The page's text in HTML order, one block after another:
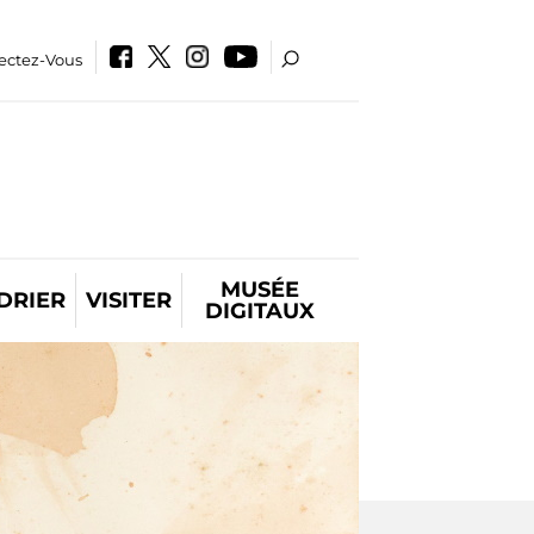
Vous
VISITER
MUSÉE
DIGITAUX